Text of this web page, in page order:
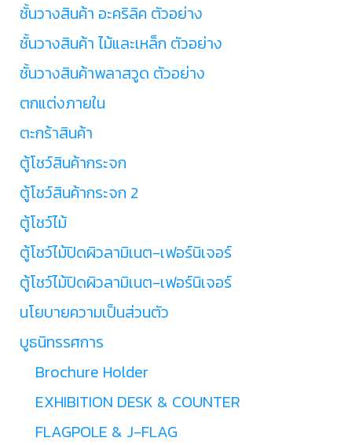
ชั้นวางสินค้า อะคริลิค ตัวอย่าง
ชั้นวางสินค้า ไม้และเหล็ก ตัวอย่าง
ชั้นวางสินค้าพลาสวูด ตัวอย่าง
ตกแต่งภายใน
ตะกร้าสินค้า
ตู้โชว์สินค้ากระจก
ตู้โชว์สินค้ากระจก 2
ตู้โชว์ไม้
ตู้โชว์ไม้ปิดผิวลามิเนต-เฟอร์นิเจอร์
ตู้โชว์ไม้ปิดผิวลามิเนต-เฟอร์นิเจอร์
นโยบายความเป็นส่วนตัว
บูธนิทรรศการ
Brochure Holder
EXHIBITION DESK & COUNTER
FLAGPOLE & J-FLAG